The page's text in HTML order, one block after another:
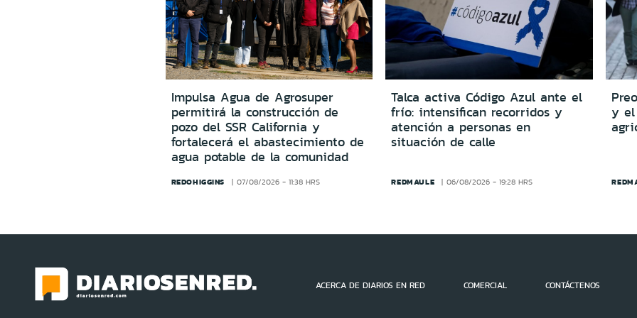
Impulsa Agua de Agrosuper
permitirá la construcción de
pozo del SSR California y
fortalecerá el abastecimiento de
agua potable de la comunidad
REDOHIGGINS 07/08/2026 - 11:38 HRS
Talca activa Código Azul ante el
frío: intensifican recorridos y
atención a personas en
situación de calle
REDMAULE 06/08/2026 - 19:28 HRS
y el
ACERCA DE DIARIOS EN RED COMERCIAL CONTÁCTENOS